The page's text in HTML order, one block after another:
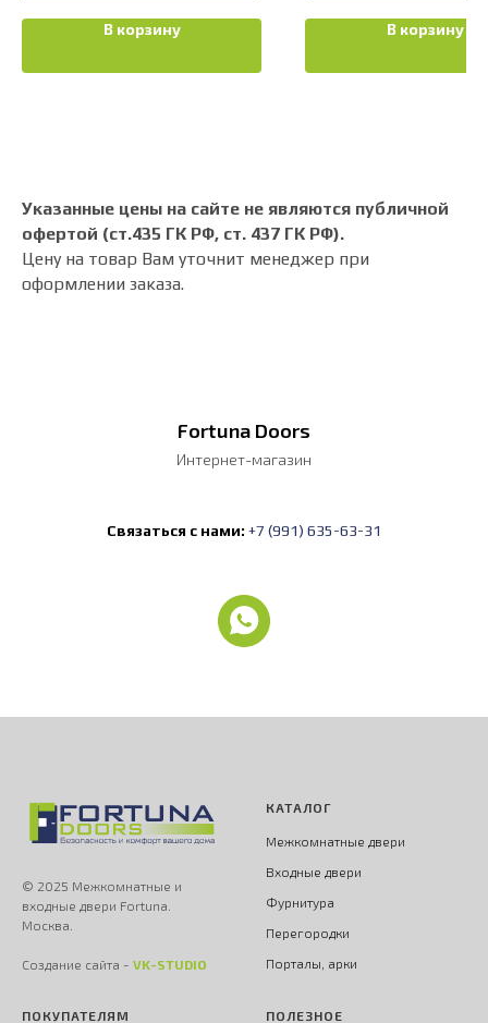
В корзину В корзину
Указанные цены на сайте не являются публичной
офертой (ст.435 ГК РФ, cт. 437 ГК РФ).
Цену на товар Вам уточнит менеджер при
оформлении заказа.
Fortuna Doors
Интернет-магазин
Связаться с нами: +7 (991) 635-63-31
© 2025 Межкомнатные и
входные двери Fortuna.
Москва.
Создание сайта - VK-STUDIO
КАТАЛОГ
Межкомнатные двери
Входные двери
Фурнитура
Перегородки
Порталы, арки
ПОКУПАТЕЛЯМ ПОЛЕЗНОЕ